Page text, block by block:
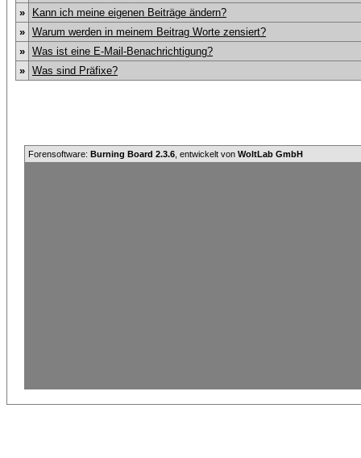
»
Kann ich meine eigenen Beiträge ändern?
» Warum werden in meinem Beitrag Worte zensiert?
» Was ist eine E-Mail-Benachrichtigung?
» Was sind Präfixe?
Forensoftware: Burning Board 2.3.6 , entwickelt von WoltLab GmbH